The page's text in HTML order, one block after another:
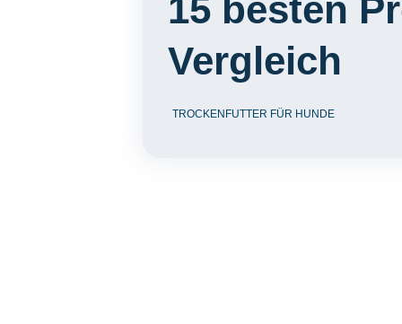
15 besten
Vergleich
TROCKENFUTTER FÜR HUNDE